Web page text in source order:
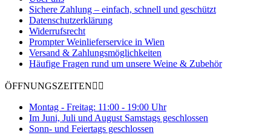
Sichere Zahlung – einfach, schnell und geschützt
Datenschutzerklärung
Widerrufsrecht
Prompter Weinlieferservice in Wien
Versand & Zahlungsmöglichkeiten
Häufige Fragen rund um unsere Weine & Zubehör
ÖFFNUNGSZEITEN 
Montag - Freitag: 11:00 - 19:00 Uhr
Im Juni, Juli und August Samstags geschlossen
Sonn- und Feiertags geschlossen